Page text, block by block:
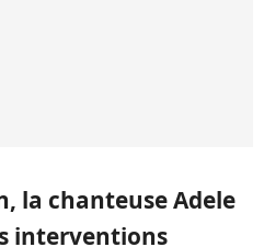
la chanteuse Adele
interventions